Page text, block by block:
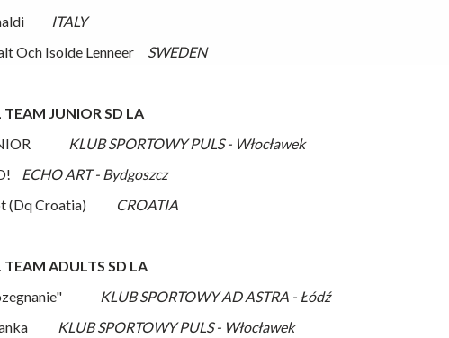
ITALY
Isolde Lenneer SWEDEN
TEAM JUNIOR SD LA
KLUB SPORTOWY PULS - Włocławek
ECHO ART - Bydgoszcz
(Dq Croatia)
CROATIA
TEAM ADULTS SD LA
KLUB SPORTOWY AD ASTRA - Łódź
KLUB SPORTOWY PULS - Włocławek